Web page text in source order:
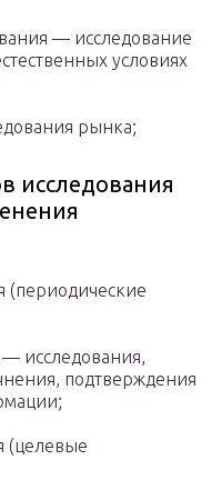
— исследование
условиях
рынка;
исследования
(периодические
исследования,
подтверждения
(целевые